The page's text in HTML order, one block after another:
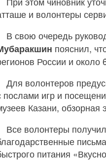
и волонтеры
В свою очередь
пояснил,
России и
Для волонтеров
послами игр и
Казани, обзорная
Все волонтеры
питания